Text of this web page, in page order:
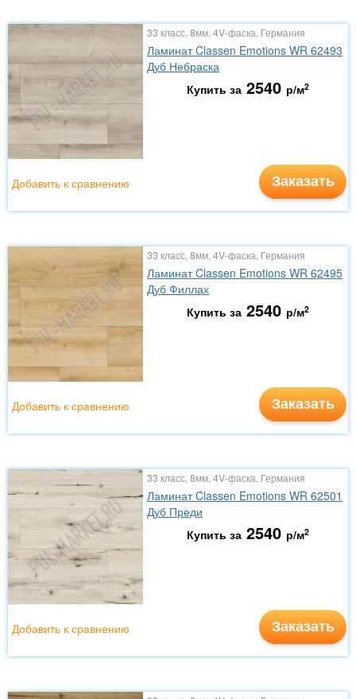
33 класс, 8мм, 4V-фаска, Германия
Ламинат Classen Emotions WR 62493
Дуб Небраска
Купить за 2540 р/м2
Заказать
Добавить к сравнению
33 класс, 8мм, 4V-фаска, Германия
Ламинат Classen Emotions WR 62495
Дуб Филлах
Купить за 2540 р/м2
Заказать
Добавить к сравнению
33 класс, 8мм, 4V-фаска, Германия
Ламинат Classen Emotions WR 62501
Дуб Преди
Купить за 2540 р/м2
Заказать
Добавить к сравнению